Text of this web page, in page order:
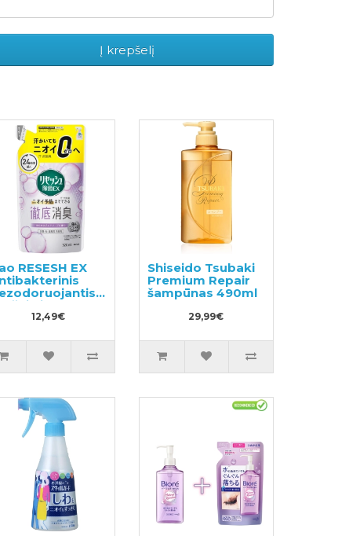
Į krepšelį
RESESH EX
ir
kvapas,
320ml
12,49€
Shiseido Tsubaki
Premium Repair
šampūnas 490ml
29,99€